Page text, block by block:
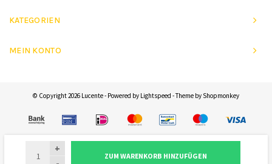
+
ZUM WARENKORB HINZUFÜGEN
KATEGORIEN
MEIN KONTO
© Copyright 2026 Lucente - Powered by Lightspeed - Theme by Shopmonkey